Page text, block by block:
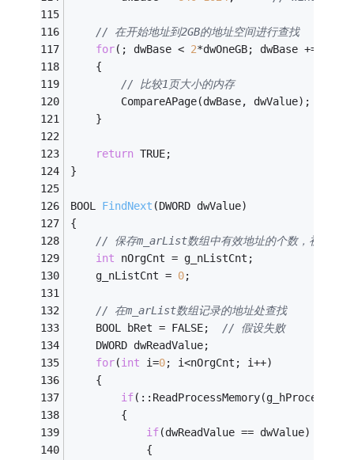
// 在开始地址到2GB的地址空间进行查找
for(; dwBase < 2*dwOneGB; dwBase +=
	{
// 比较1页大小的内存
		CompareAPage(dwBase, dwValue);
	}
return TRUE;
}
BOOL FindNext (DWORD dwValue)
{
// 保存m_arList数组中有效地址的个数，初始化
int nOrgCnt = g_nListCnt;
	g_nListCnt =
0
// 在m_arList数组记录的地址处查找
// 假设失败
	DWORD dwReadValue;
for(int i=0; i<nOrgCnt; i++)
	{
if
		{
if(dwReadValue == dwValue)
			{